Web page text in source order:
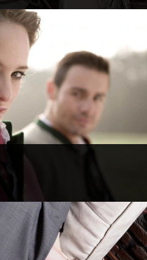
| Harmonische
| Edle Stoffe